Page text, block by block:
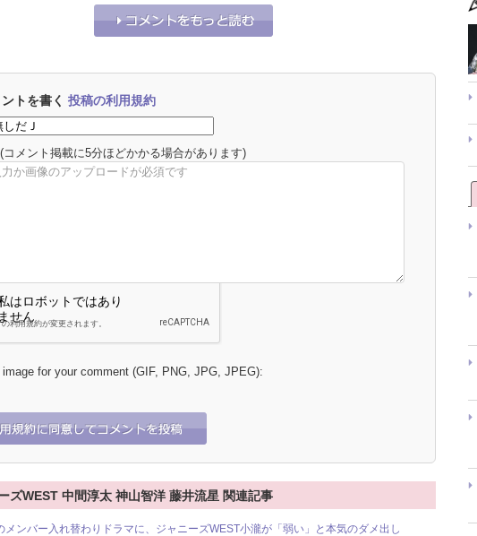
トを書く 投稿の利用規約
(コメント掲載に5分ほどかかる場合があります)
for your comment (GIF, PNG, JPG, JPEG):
ズWEST 中間淳太 神山智洋 藤井流星 関連記事
メンバー入れ替わりドラマに、ジャニーズWEST小瀧が「弱い」と本気のダメ出し